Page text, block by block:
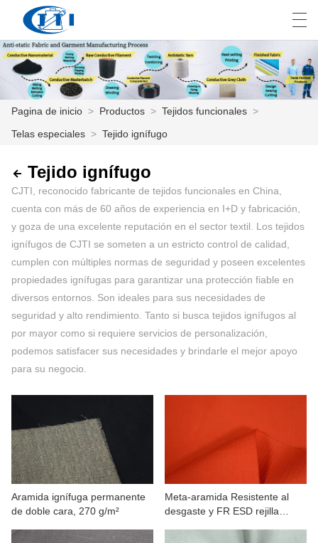
PAGINA DE INICIO
PRODUCTOS
SOBRE NOSOTROS
NOTICIAS
INDUSTRIA
VÍDEOS
العربية česky Deutsch English
Pagina de inicio > Productos > Tejidos funcionales >
Telas especiales > Tejido ignífugo
Tejido ignífugo
CJTI, reconocido fabricante de tejidos funcionales en China,
cuenta con más de 60 años de experiencia en I+D y fabricación,
y goza de una excelente reputación en el sector textil. Los tejidos
ignífugos de CJTI se someten a un estricto control de calidad,
cumplen con múltiples normas de seguridad y poseen excelentes
propiedades ignífugas para garantizar una protección fiable en
diversos entornos. Son ideales para sus necesidades de
seguridad y alto rendimiento. Tanto si busca tejidos ignífugos al
por mayor como si requiere servicios de personalización,
podemos satisfacer sus necesidades y brindarle el mejor apoyo
para su negocio.
Aramida ignífuga permanente
de doble cara, 270 g/m²
Meta-aramida Resistente al
desgaste y FR ESD rejilla